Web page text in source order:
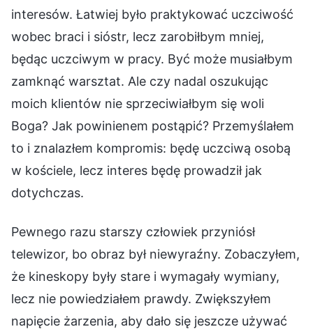
interesów. Łatwiej było praktykować uczciwość
wobec braci i sióstr, lecz zarobiłbym mniej,
będąc uczciwym w pracy. Być może musiałbym
zamknąć warsztat. Ale czy nadal oszukując
moich klientów nie sprzeciwiałbym się woli
Boga? Jak powinienem postąpić? Przemyślałem
to i znalazłem kompromis: będę uczciwą osobą
w kościele, lecz interes będę prowadził jak
dotychczas.
Pewnego razu starszy człowiek przyniósł
telewizor, bo obraz był niewyraźny. Zobaczyłem,
że kineskopy były stare i wymagały wymiany,
lecz nie powiedziałem prawdy. Zwiększyłem
napięcie żarzenia, aby dało się jeszcze używać